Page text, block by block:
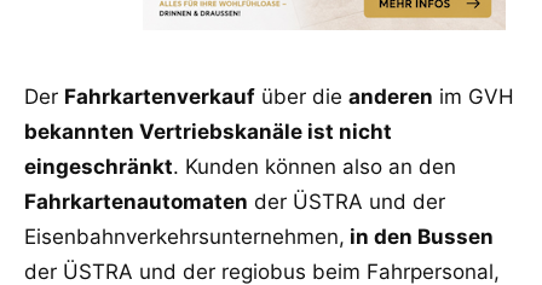
Der Fahrkartenverkauf über die anderen im GVH
bekannten Vertriebskanäle ist nicht
eingeschränkt. Kunden können also an den
Fahrkartenautomaten der ÜSTRA und der
Eisenbahnverkehrsunternehmen, in den Bussen
der ÜSTRA und der regiobus beim Fahrpersonal,